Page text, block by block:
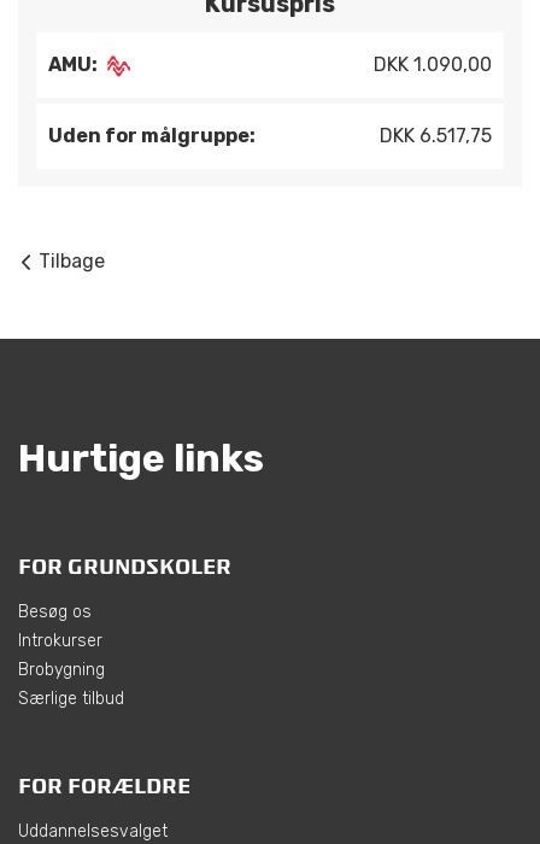
AMU: DKK 1.090,00
Uden for målgruppe: DKK 6.517,75
Tilbage
Hurtige links
FOR GRUNDSKOLER
Besøg os
Introkurser
Brobygning
Særlige tilbud
FOR FORÆLDRE
Uddannelsesvalget